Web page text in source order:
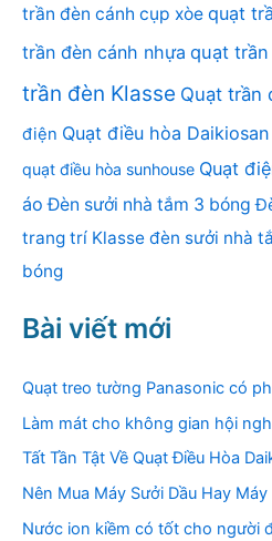
trần đèn cánh cụp xòe quạt
trần đèn cánh nhựa quạt
trần đèn Klasse Quạt trần
điện Quạt điều hòa Daikiosan
quạt điều hòa sunhouse Quạt
áo Đèn sưởi nhà tắm 3 bóng
trang trí Klasse đèn sưởi nhà
bóng
Bài viết mới
Quạt treo tường Panasonic có
Làm mát cho không gian hội
Tất Tần Tật Về Quạt Điều Hòa
Nên Mua Máy Sưởi Dầu Hay
Nước ion kiềm có tốt cho người